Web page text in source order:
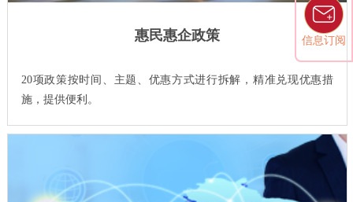
惠民惠企政策
20项政策按时间、主题、优惠方式进行拆解，精准兑现优惠措
施，提供便利。
信息订阅